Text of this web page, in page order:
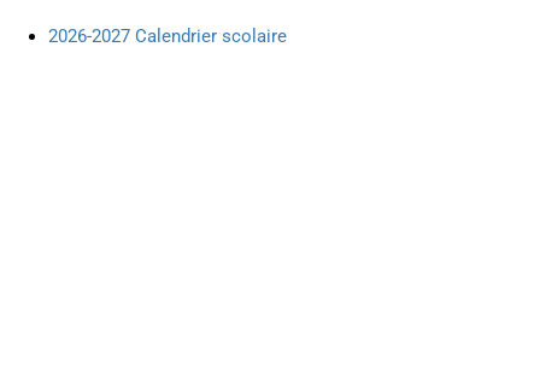
2026-2027 Calendrier scolaire